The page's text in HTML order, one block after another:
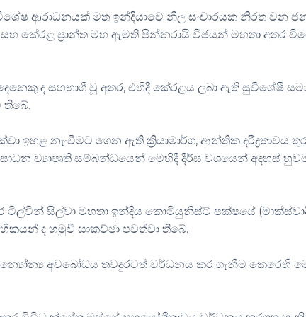
ආරාධනයක් මත ඉන්දියාවේ නිල සංචාරයක නිරත වන
කේරළ ප්‍රාන්ත මහ ඇමති පින්නරායි විජයන් මහතා අතර
ද සහභාගී වූ අතර, එහිදී කේරළය ලබා ඇති සුවිශේෂී
තිබේ.
ඉහළ නැංවීමට ගෙන ඇති ක්‍රියාමාර්ග, ආන්තික දරිද්‍රතාවය
ව්‍යාපෘති සම්බන්ධයෙන් මෙහිදී දීර්ඝ වශයෙන් අදහස්
ටිල්වින් සිල්වා මහතා ඉන්දීය කොමියුනිස්ට් පක්ෂයේ
ද හමුවී සාකච්ඡා පවත්වා තිබේ.
අවබෝධය තවදුරටත් වර්ධනය කර ගැනීම කෙරෙහි